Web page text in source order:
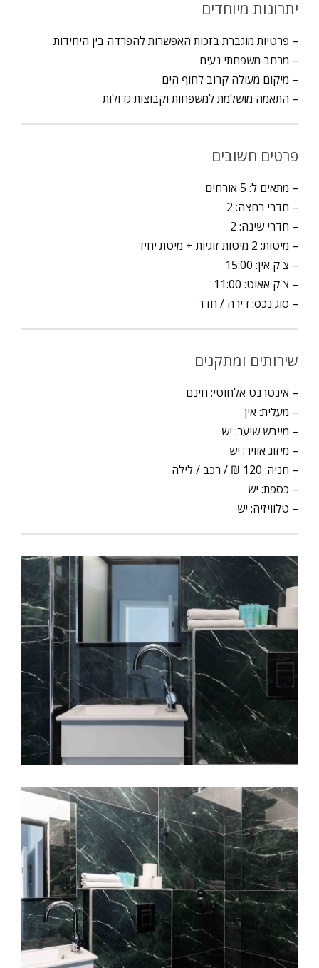
יתרונות מיוחדים
– פרטיות מוגברת בזכות האפשרות להפרדה בין היחידות
– מרחב משפחתי נעים
– מיקום מעולה קרוב לחוף הים
– התאמה מושלמת למשפחות וקבוצות גדולות
פרטים חשובים
– מתאים ל: 5 אורחים
– חדרי רחצה: 2
– חדרי שינה: 2
– מיטות: 2 מיטות זוגיות + מיטת יחיד
– צ'ק אין: 15:00
– צ'ק אאוט: 11:00
– סוג נכס: דירה / חדר
שירותים ומתקנים
– אינטרנט אלחוטי: חינם
– מעלית: אין
– מייבש שיער: יש
– מיזוג אוויר: יש
– חניה: 120 ₪ / רכב / לילה
– כספת: יש
– טלוויזיה: יש